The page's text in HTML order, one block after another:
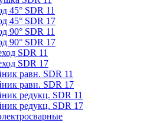
45° SDR 11
45° SDR 17
90° SDR 11
90° SDR 17
SDR 11
SDR 17
равн. SDR 11
равн. SDR 17
редукц. SDR 11
редукц. SDR 17